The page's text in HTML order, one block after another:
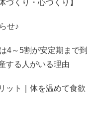
づくり・心づくり】
せ♪
4～5割が安定期まで到
する人がいる理由
ット｜体を温めて食欲